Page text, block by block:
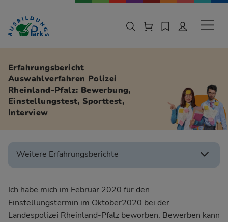
Zur Navigation springen
Zu den Hauptinhalten springen
Erfahrungsbericht
Auswahlverfahren Polizei
Rheinland-Pfalz: Bewerbung,
Einstellungstest, Sporttest,
Interview
Ich habe mich im Februar 2020 für den
Einstellungstermin im Oktober2020 bei der
Landespolizei Rheinland-Pfalz beworben. Bewerben kann
Weitere Erfahrungsberichte